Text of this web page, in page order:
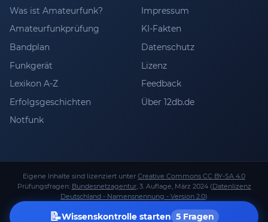
📝Wissenskontrolle starten 5 Fragen
Was ist Amateurfunk?
Amateurfunkprüfung
Bandplan
Funkgerät
Lexikon A-Z
Erfolgsgeschichten
Notfunk
Impressum
KI-Fakten
Datenschutz
Lizenz
Feedback
Über 12db.de
Eigene Inhalte sind lizenziert unter Creative Commons CC BY-SA 4.0
Prüfungsfragen: Bundesnetzagentur, 3. Auflage, März 2024 (Datenlizenz
Deutschland - Namensnennung - Version 2.0)
Bundesnetzagentur.